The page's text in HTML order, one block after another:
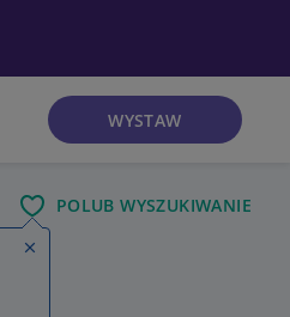
WYSTAW
POLUB WYSZUKIWANIE
Zamknij wskazówkę